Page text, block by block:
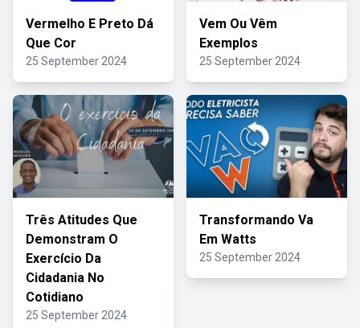
Vermelho E Preto Dá
Que Cor
25 September 2024
Vem Ou Vêm
Exemplos
25 September 2024
Três Atitudes Que
Demonstram O
Exercício Da
Cidadania No
Cotidiano
25 September 2024
Transformando Va
Em Watts
25 September 2024